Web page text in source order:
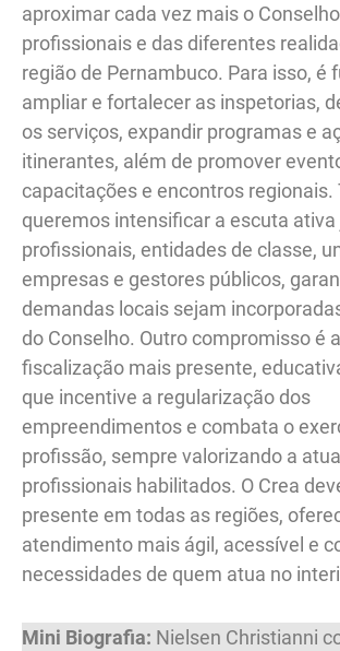
aproximar cada vez mais o
profissionais e das diferentes
região de Pernambuco. Para isso, é
ampliar e fortalecer as inspetorias,
os serviços, expandir programas e
itinerantes, além de promover
capacitações e encontros regionais.
queremos intensificar a escuta
profissionais, entidades de classe,
empresas e gestores públicos,
demandas locais sejam
do Conselho. Outro compromisso é
fiscalização mais presente,
que incentive a regularização dos
empreendimentos e combata o
profissão, sempre valorizando a
profissionais habilitados. O Crea
presente em todas as regiões,
atendimento mais ágil, acessível e
necessidades de quem atua no
Mini Biografia: Nielsen Christianni